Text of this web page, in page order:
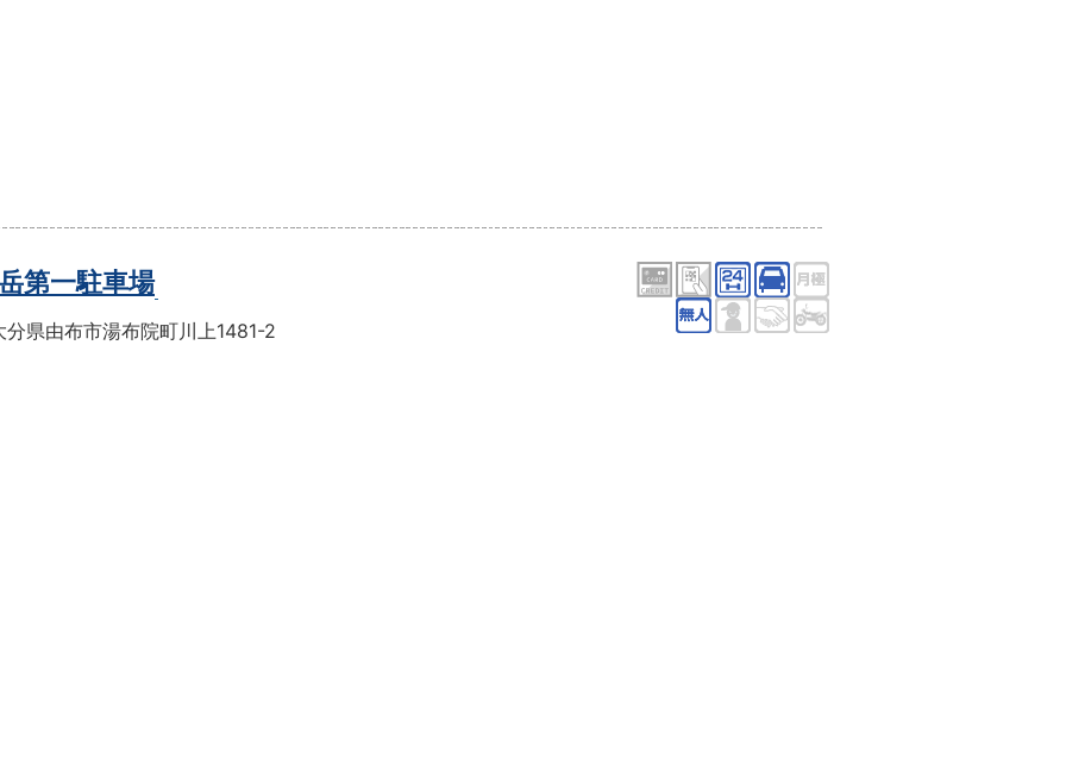
第一駐車場
分県由布市湯布院町川上1481-2